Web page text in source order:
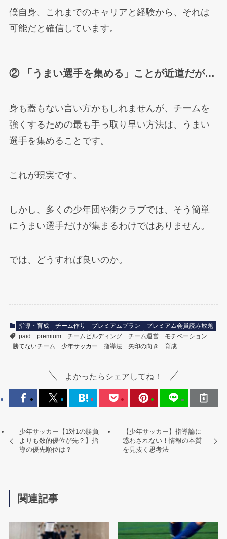
僕自身、これまでのキャリアと経験から、それは
可能だと確信しています。
② 「うまい選手を集める」ことが近道だが…
身も蓋もない言い方かもしれませんが、チームを
強くするための最も手っ取り早い方法は、うまい
選手を集めることです。
これが現実です。
しかし、多くの少年団や街クラブでは、そう簡単
にうまい選手だけが集まるわけではありません。
では、どうすれば良いのか。
指導・育成 チーム作り プレミアムプラン
プレミアム会員読み放題
paid
premium チームビルディング チーム運営
モチベーション
勝てないチーム
少年サッカー 指導法 矢印の向き 育成
よかったらシェアしてね！
少年サッカー【1対1の勝負
よりも数的優位が先？】指
導の優先順位は？
【少年サッカー】指導論に
惑わされない！情報の本質
を見抜く思考法
関連記事